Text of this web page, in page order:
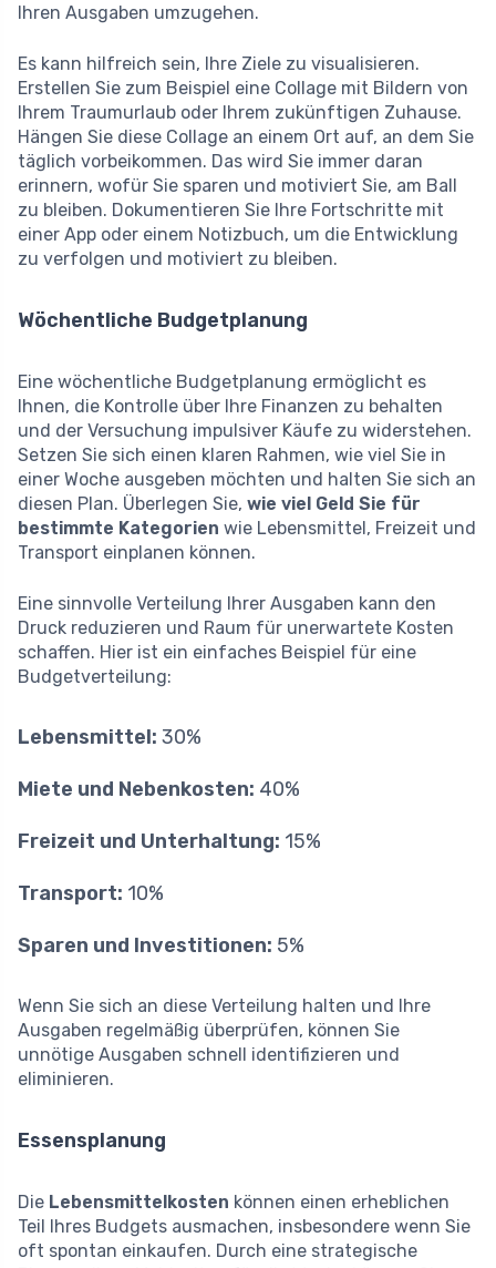
Ihren Ausgaben umzugehen.
Es kann hilfreich sein, Ihre Ziele zu visualisieren.
Erstellen Sie zum Beispiel eine Collage mit Bildern von
Ihrem Traumurlaub oder Ihrem zukünftigen Zuhause.
Hängen Sie diese Collage an einem Ort auf, an dem Sie
täglich vorbeikommen. Das wird Sie immer daran
erinnern, wofür Sie sparen und motiviert Sie, am Ball
zu bleiben. Dokumentieren Sie Ihre Fortschritte mit
einer App oder einem Notizbuch, um die Entwicklung
zu verfolgen und motiviert zu bleiben.
Wöchentliche Budgetplanung
Eine wöchentliche Budgetplanung ermöglicht es
Ihnen, die Kontrolle über Ihre Finanzen zu behalten
und der Versuchung impulsiver Käufe zu widerstehen.
Setzen Sie sich einen klaren Rahmen, wie viel Sie in
einer Woche ausgeben möchten und halten Sie sich an
diesen Plan. Überlegen Sie, wie viel Geld Sie für
bestimmte Kategorien wie Lebensmittel, Freizeit und
Transport einplanen können.
Eine sinnvolle Verteilung Ihrer Ausgaben kann den
Druck reduzieren und Raum für unerwartete Kosten
schaffen. Hier ist ein einfaches Beispiel für eine
Budgetverteilung:
Lebensmittel: 30%
Miete und Nebenkosten: 40%
Freizeit und Unterhaltung: 15%
Transport: 10%
Sparen und Investitionen: 5%
Wenn Sie sich an diese Verteilung halten und Ihre
Ausgaben regelmäßig überprüfen, können Sie
unnötige Ausgaben schnell identifizieren und
eliminieren.
Essensplanung
Die Lebensmittelkosten können einen erheblichen
Teil Ihres Budgets ausmachen, insbesondere wenn Sie
oft spontan einkaufen. Durch eine strategische